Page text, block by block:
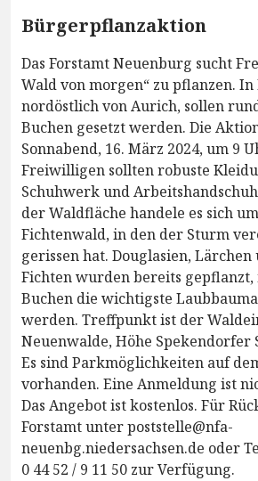
Bürgerpflanzaktion
Das Forstamt Neuenburg sucht
Wald von morgen“ zu pflanzen.
nordöstlich von Aurich, sollen
Buchen gesetzt werden. Die
Sonnabend, 16. März 2024, um 9
Freiwilligen sollten robuste
Schuhwerk und
der Waldfläche handele es sich
Fichtenwald, in den der Sturm
gerissen hat. Douglasien, Lärchen
Fichten wurden bereits
Buchen die wichtigste
werden. Treffpunkt ist der
Neuenwalde, Höhe Spekendorfer
Es sind Parkmöglichkeiten auf
vorhanden. Eine Anmeldung ist
Das Angebot ist kostenlos. Für
Forstamt unter poststelle@nfa-
neuenbg.niedersachsen.de oder
0 44 52 / 9 11 50 zur Verfügung.